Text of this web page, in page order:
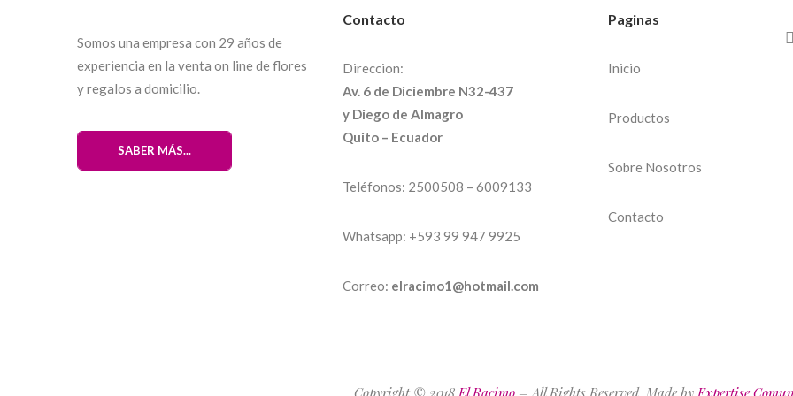
Somos una empresa con 29 años de
experiencia en la venta on line de flores
y regalos a domicilio.
SABER MÁS...
Contacto
Direccion:
Av. 6 de Diciembre N32-437
y Diego de Almagro
Quito – Ecuador
Teléfonos: 2500508 – 6009133
Whatsapp: +593 99 947 9925
Correo: elracimo1@hotmail.com
Paginas
Inicio
Productos
Sobre Nosotros
Contacto
Copyright © 2018 El Racimo – All Rights Reserved. Made by Expertise